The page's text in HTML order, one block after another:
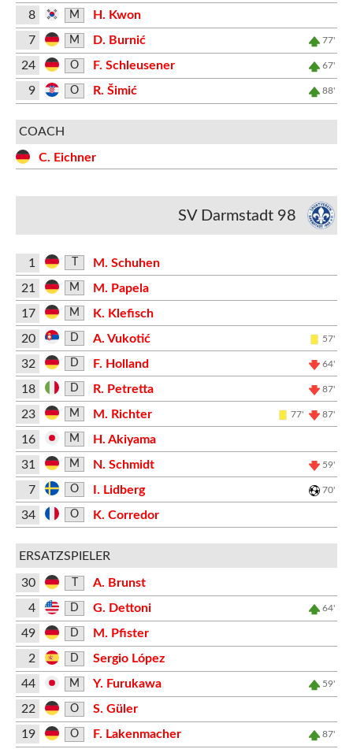
8
M
H. Kwon
7
M D. Burnić 77'
24 O F. Schleusener 67'
9 O R. Šimić 88'
COACH
C. Eichner
SV Darmstadt 98
1
M. Schuhen
21
M
M. Papela
17
M
K. Klefisch
20
D A. Vukotić 57'
32 D F. Holland 64'
18 D R. Petretta 87'
23 M M. Richter 77' 87'
16 M
H. Akiyama
31
M N. Schmidt 59'
7 O I. Lidberg 70'
34 O K. Corredor
ERSATZSPIELER
30
A. Brunst
4
D G. Dettoni 64'
49 D
M. Pfister
2
D
Sergio López
44
M Y. Furukawa 59'
22 O
S. Güler
19
O F. Lakenmacher 87'